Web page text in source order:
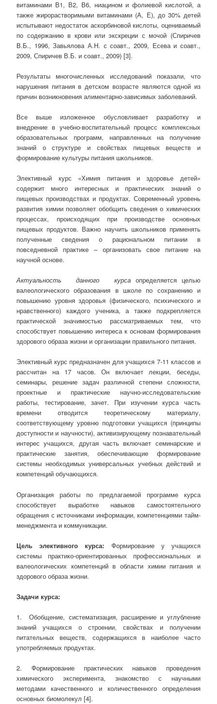
витаминами В1, В2, В6, ниацином и фолиевой кислотой, а
также жирорастворимыми витаминами (А, Е), до 30% детей
испытывают недостаток аскорбиновой кислоты, оцениваемый
по содержанию в крови или экскреции с мочой (Спиричев
В.Б., 1996, Завьялова А.Н. с соавт., 2009, Есева и соавт.,
2009, Спиричев В.Б. и соавт., 2009) [3].
Результаты многочисленных исследований показали, что
нарушения питания в детском возрасте являются одной из
причин возникновения алиментарно-зависимых заболеваний.
Все выше изложенное обусловливает разработку и
внедрение в учебно-воспитательный процесс комплексных
образовательных программ, направленных на получение
знаний о структуре и свойствах пищевых веществ и
формирование культуры питания школьников.
Элективный курс «Химия питания и здоровье детей»
содержит много интересных и практических знаний о
пищевых производствах и продуктах. Современный уровень
развития химии позволяет обобщить сведения о химических
процессах, происходящих при производстве основных
пищевых продуктов. Важно научить школьников применять
полученные сведения о рациональном питании в
повседневной практике – организовать свое питание на
научной основе.
Актуальность данного курсаопределяется целью
валеологического образования в школе по сохранению и
повышению уровня здоровья (физического, психического и
нравственного) каждого ученика, а также подкрепляется
практической значимостью рассматриваемых тем, что
способствует повышению интереса к основам формирования
здорового образа жизни и организации правильного питания.
Элективный курс предназначен для учащихся 7-11 классов и
рассчитан на 17 часов. Он включает лекции, беседы,
семинары, решение задач различной степени сложности,
проектные и практические научно-исследовательские
работы, тестирование, зачет. При изучении курса часть
времени отводится теоретическому материалу,
соответствующему уровню подготовки учащихся (принципы
доступности и научности), активизирующему познавательный
интерес учащихся, другая часть включает семинарские и
практические занятия, обеспечивающие формирование
системы необходимых универсальных учебных действий и
компетенций обучающихся.
Организация работы по предлагаемой программе курса
способствует выработке навыков самостоятельного
обращения с источниками информации, компетенциями тайм-
менеджмента и коммуникации.
Цель элективного курса: Формирование у учащихся
системы практико-ориентированных профессиональных и
валеологических компетенций в области химии питания и
здорового образа жизни.
Задачи курса:
1. Обобщение, систематизация, расширение и углубление
знаний учащихся о строении, свойствах и получении
питательных веществ, содержащихся в наиболее часто
употребляемых продуктах.
2. Формирование практических навыков проведения
химического эксперимента, знакомство с научными
методами качественного и количественного определения
основных биомолекул [4].